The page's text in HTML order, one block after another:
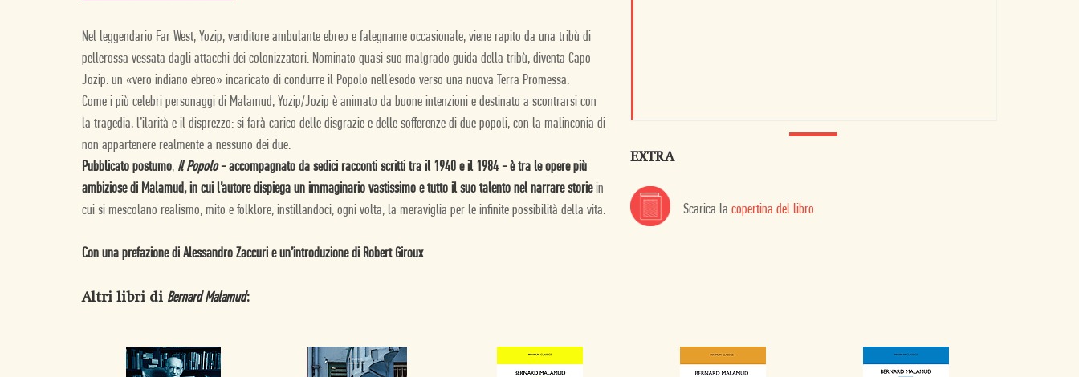
Nel leggendario Far West, Yozip, venditore ambulante ebreo e falegname occasionale, viene rapito da una tribù di
pellerossa vessata dagli attacchi dei colonizzatori. Nominato quasi suo malgrado guida della tribù, diventa Capo
Jozip: un «vero indiano ebreo» incaricato di condurre il Popolo nell’esodo verso una nuova Terra Promessa.
Come i più celebri personaggi di Malamud, Yozip/Jozip è animato da buone intenzioni e destinato a scontrarsi con
la tragedia, l’ilarità e il disprezzo: si farà carico delle disgrazie e delle sofferenze di due popoli, con la malinconia di
non appartenere realmente a nessuno dei due.
Pubblicato postumo, Il Popolo- accompagnato da sedici racconti scritti tra il 1940 e il 1984 - è tra le opere più
ambiziose di Malamud, in cui l’autore dispiega un immaginario vastissimo e tutto il suo talento nel narrare storiein
cui si mescolano realismo, mito e folklore, instillandoci, ogni volta, la meraviglia per le infinite possibilità della vita.
Con una prefazione di Alessandro Zaccuri e un’introduzione di Robert Giroux
EXTRA
Scarica la copertina del libro
Altri libri di Bernard Malamud: